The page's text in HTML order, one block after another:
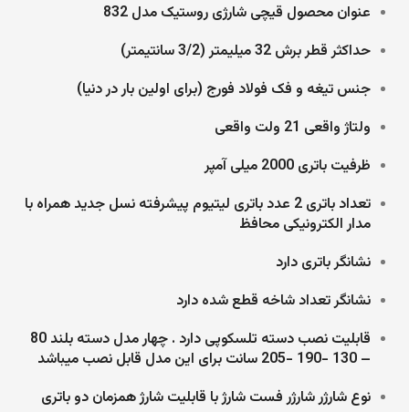
عنوان محصول قیچی شارژی روستیک مدل 832
حداکثر قطر برش 32 میلیمتر (3/2 سانتیمتر)
جنس تیغه و فک فولاد فورج (برای اولین بار در دنیا)
ولتاژ واقعی 21 ولت واقعی
ظرفیت باتری 2000 میلی آمپر
تعداد باتری 2 عدد باتری لیتیوم پیشرفته نسل جدید همراه با
مدار الکترونیکی محافظ
نشانگر باتری دارد
نشانگر تعداد شاخه قطع شده دارد
قابلیت نصب دسته تلسکوپی دارد . چهار مدل دسته بلند 80
– 130 -190 -205 سانت برای این مدل قابل نصب میباشد
نوع شارژر شارژر فست شارژ با قابلیت شارژ همزمان دو باتری